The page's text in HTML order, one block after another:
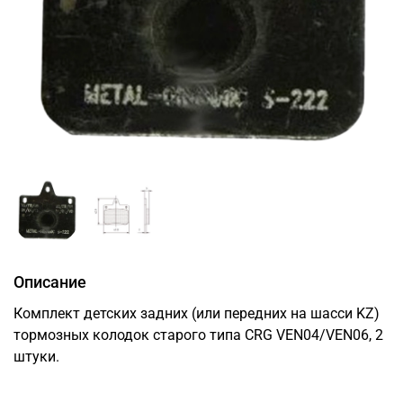
Описание
Комплект детских задних (или передних на шасси KZ)
тормозных колодок старого типа CRG VEN04/VEN06, 2
штуки.